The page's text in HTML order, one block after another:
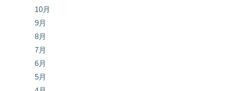
10月
9月
8月
7月
6月
5月